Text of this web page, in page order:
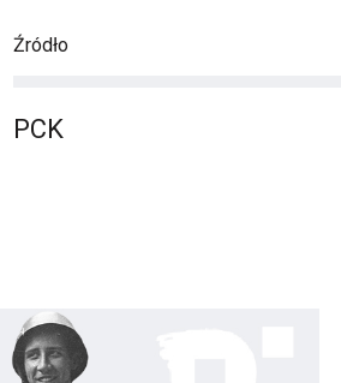
Źródło
PCK